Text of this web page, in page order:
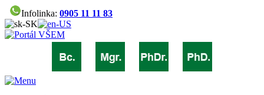
Infolinka: 0905 11 11 83